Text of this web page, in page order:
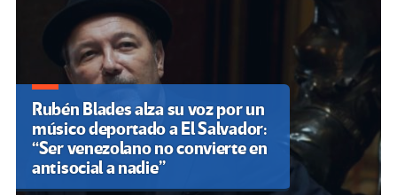
Rubén Blades alza su voz por un
músico deportado a El Salvador:
“Ser venezolano no convierte en
antisocial a nadie”